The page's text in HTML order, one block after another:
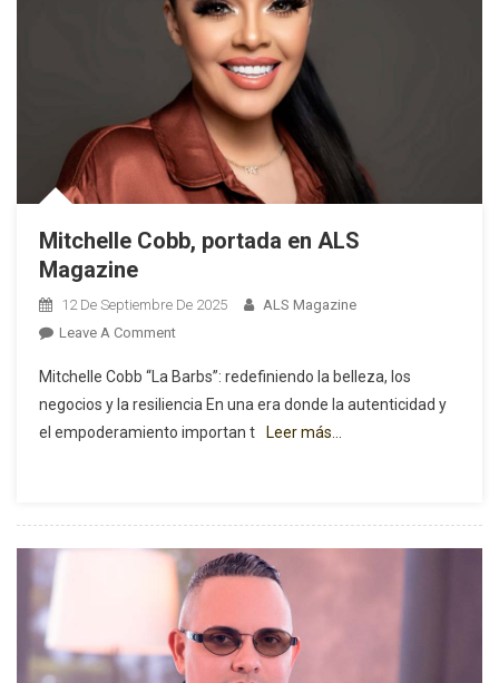
Villada
Mitchelle Cobb, portada en ALS
Magazine
12 De Septiembre De 2025
ALS Magazine
Leave A CommentOn
Cobb,
Portada
En
Mitchelle Cobb “La Barbs”: redefiniendo la belleza, los
negocios y la resiliencia En una era donde la autenticidad y
el empoderamiento importan t
Leer más…